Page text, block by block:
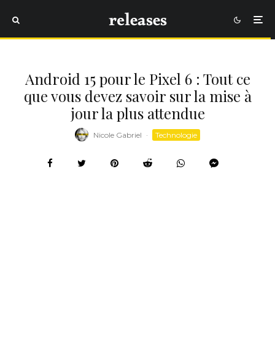
Android 15 pour le Pixel 6 : Tout ce
que vous devez savoir sur la mise à
jour la plus attendue
Nicole Gabriel · Technologie